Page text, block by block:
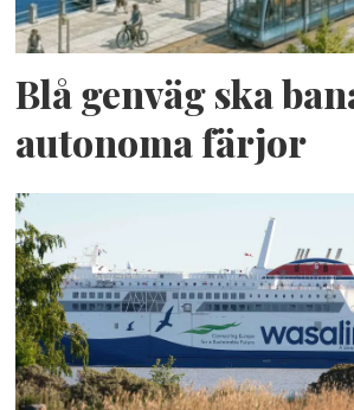
Blå genväg ska
autonoma färjor